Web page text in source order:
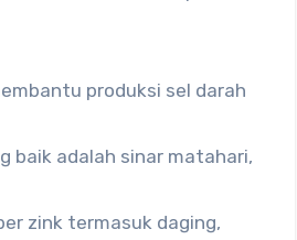
produksi sel darah
baik adalah sinar matahari,
zink termasuk daging,